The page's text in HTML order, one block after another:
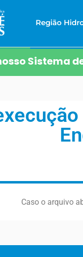
Região
Sistema
Caso o arquivo